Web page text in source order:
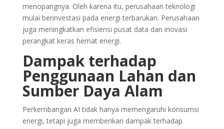
menopangnya. Oleh karena itu, perusahaan teknologi
mulai berinvestasi pada energi terbarukan. Perusahaan
juga meningkatkan efisiensi pusat data dan inovasi
perangkat keras hemat energi.
Dampak terhadap
Penggunaan Lahan dan
Sumber Daya Alam
Perkembangan AI tidak hanya memengaruhi konsumsi
energi, tetapi juga memberikan dampak terhadap